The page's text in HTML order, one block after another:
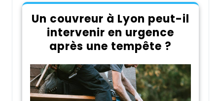
Un couvreur à Lyon peut-il
intervenir en urgence
après une tempête ?